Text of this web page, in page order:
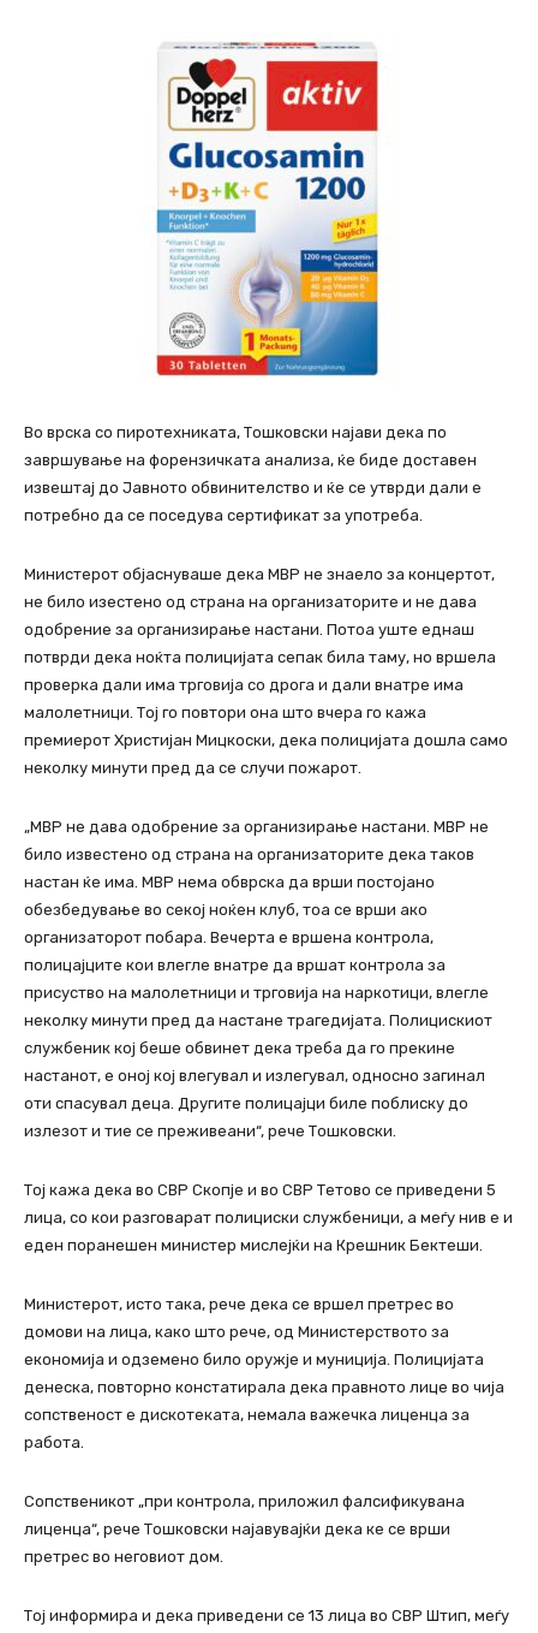
Во врска со пиротехниката, Тошковски најави дека по
завршување на форензичката анализа, ќе биде доставен
извештај до Јавното обвинителство и ќе се утврди дали е
потребно да се поседува сертификат за употреба.
Министерот објаснуваше дека МВР не знаело за концертот,
не било изестено од страна на организаторите и не дава
одобрение за организирање настани. Потоа уште еднаш
потврди дека ноќта полицијата сепак била таму, но вршела
проверка дали има трговија со дрога и дали внатре има
малолетници. Тој го повтори она што вчера го кажа
премиерот Христијан Мицкоски, дека полицијата дошла само
неколку минути пред да се случи пожарот.
„МВР не дава одобрение за организирање настани. МВР не
било известено од страна на организаторите дека таков
настан ќе има. МВР нема обврска да врши постојано
обезбедување во секој ноќен клуб, тоа се врши ако
организаторот побара. Вечерта е вршена контрола,
полицајците кои влегле внатре да вршат контрола за
присуство на малолетници и трговија на наркотици, влегле
неколку минути пред да настане трагедијата. Полицискиот
службеник кој беше обвинет дека треба да го прекине
настанот, е оној кој влегувал и излегувал, односно загинал
оти спасувал деца. Другите полицајци биле поблиску до
излезот и тие се преживеани“, рече Тошковски.
Тој кажа дека во СВР Скопје и во СВР Тетово се приведени 5
лица, со кои разговарат полициски службеници, а меѓу нив е и
еден поранешен министер мислејќи на Крешник Бектеши.
Министерот, исто така, рече дека се вршел претрес во
домови на лица, како што рече, од Министерството за
економија и одземено било оружје и муниција. Полицијата
денеска, повторно констатирала дека правното лице во чија
сопственост е дискотеката, немала важечка лиценца за
работа.
Сопственикот „при контрола, приложил фалсификувана
лиценца“, рече Тошковски најавувајќи дека ке се врши
претрес во неговиот дом.
Тој информира и дека приведени се 13 лица во СВР Штип, меѓу